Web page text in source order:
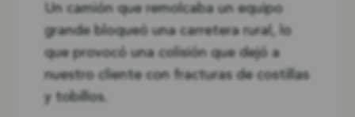
Un camión que remolcaba un equipo
grande bloqueó una carretera rural, lo
que provocó una colisión que dejó a
nuestro cliente con fracturas de costillas
y tobillos.